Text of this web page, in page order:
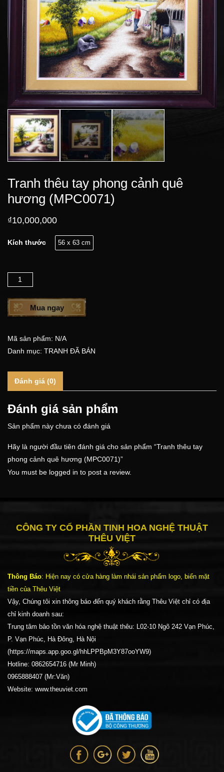
Tranh thêu tay phong cảnh quê
hương (MPC0071)
₫10,000,000
Kích thước 56 x 63 cm
Số lượng
Mua ngay
Mã sản phẩm: N/A
Danh mục: TRANH ĐÃ BÁN
Đánh giá (0)
Đánh giá sản phẩm
Sản phẩm này chưa có đánh giá
Hãy là người đầu tiên đánh giá cho sản phẩm “Tranh thêu tay
phong cảnh quê hương (MPC0071)”
You must be logged in to post a review.
CÔNG TY CỔ PHẦN TINH HOA NGHỆ THUẬT
THÊU VIỆT
Thông Báo: Hiện nay có cửa hàng làm nhái sản phẩm logo, biển mặt
tiền của Thêu Việt
Vậy, Chúng tôi xin thông báo đến quý khách rằng Thêu Việt chỉ có địa
chỉ kinh doanh sau:
Trung tâm bảo tồn văn hóa nghệ thuật thêu: L02-10 Ngõ 242 Vạn Phúc,
P. Vạn Phúc, Hà Đông, Hà Nội
(https://maps.app.goo.gl/hhLPPBpM3Y87ooYW9)
Hotline: 0862654716 (Mr Minh)
0965888407 (Mr:Văn)
Website: www.theuviet.com